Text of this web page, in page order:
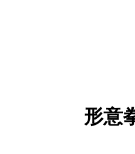
形意